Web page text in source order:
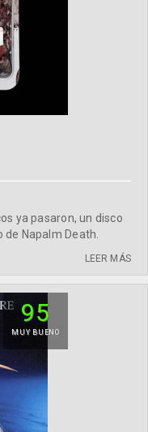
ya pasaron, un disco
Napalm Death.
LEER MÁS
95
MUY BUENO